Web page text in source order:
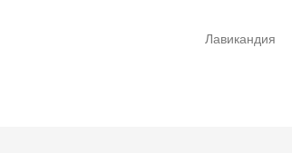
Лавикандия